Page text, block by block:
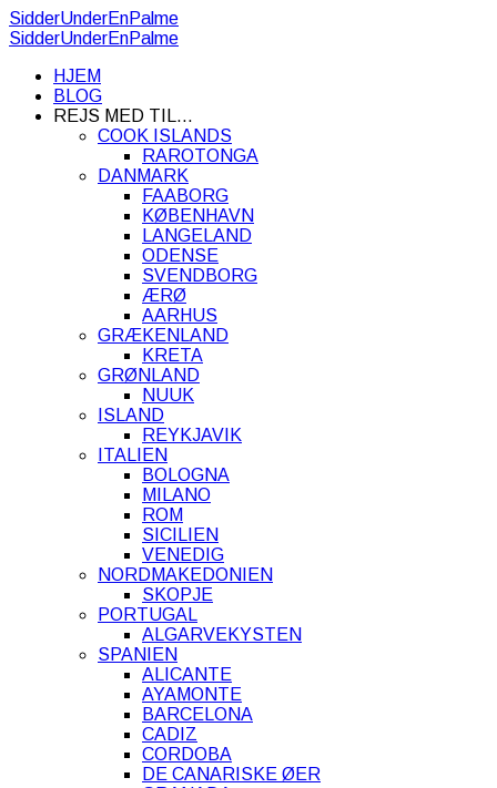
SidderUnderEnPalme
SidderUnderEnPalme
HJEM
BLOG
REJS MED TIL…
COOK ISLANDS
RAROTONGA
DANMARK
FAABORG
KØBENHAVN
LANGELAND
ODENSE
SVENDBORG
ÆRØ
AARHUS
GRÆKENLAND
KRETA
GRØNLAND
NUUK
ISLAND
REYKJAVIK
ITALIEN
BOLOGNA
MILANO
ROM
SICILIEN
VENEDIG
NORDMAKEDONIEN
SKOPJE
PORTUGAL
ALGARVEKYSTEN
SPANIEN
ALICANTE
AYAMONTE
BARCELONA
CADIZ
CORDOBA
DE CANARISKE ØER